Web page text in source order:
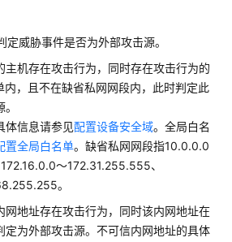
定威胁事件是否为外部攻击源。
主机存在攻击行为，同时存在攻击行为的
内，且不在缺省私网网段内，此时判定此
体信息请参见配置设备安全域。全局白名
置全局白名单。缺省私网网段指10.0.0.0
～172.31.255.555、
。
网地址存在攻击行为，同时该内网地址在
定为外部攻击源。不可信内网地址的具体